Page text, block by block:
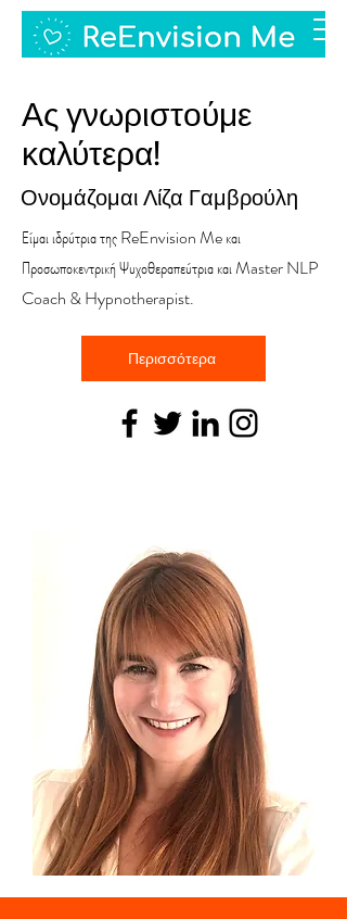
Ας γνωριστούμε
καλύτερα!
Ονομάζομαι Λίζα Γαμβρούλη
Είμαι ιδρύτρια της ReEnvision Me και
Προσωποκεντρική Ψυχοθεραπεύτρια και Master NLP
Coach & Hypnotherapist.
Περισσότερα